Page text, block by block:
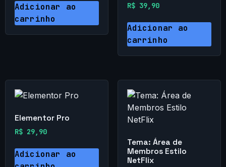
Adicionar ao
carrinho
R$39,90
Adicionar ao
carrinho
Elementor Pro
R$ 29,90
Adicionar ao
Tema: Área de
Membros Estilo
NetFlix